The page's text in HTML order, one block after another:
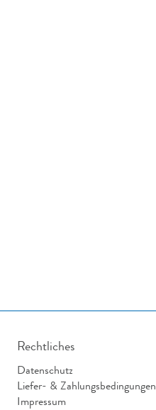
Rechtliches
Datenschutz
Liefer- & Zahlungsbedingungen
Impressum